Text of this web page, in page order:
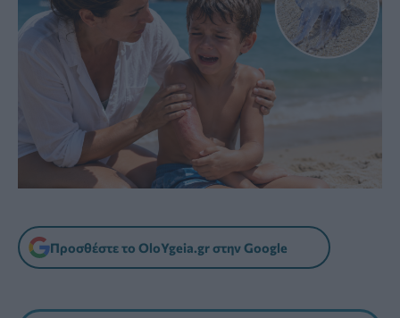
Προσθέστε το OloYgeia.gr στην Google